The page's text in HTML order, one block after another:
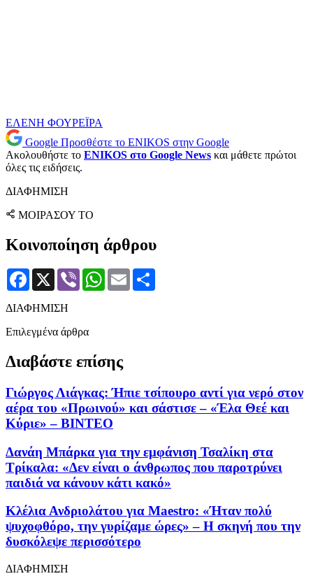
ΕΛΕΝΗ ΦΟΥΡΕΪΡΑ
Google Προσθέστε το ENIKOS στην Google
Ακολουθήστε το ENIKOS στο Google News και μάθετε πρώτοι
όλες τις ειδήσεις.
ΔΙΑΦΗΜΙΣΗ
ΜΟΙΡΑΣΟΥ ΤΟ
Κοινοποίηση άρθρου
Facebook
X Viber WhatsApp
Email
ΔΙΑΦΗΜΙΣΗ
Επιλεγμένα άρθρα
Διαβάστε επίσης
Γιώργος Λιάγκας: Ήπιε τσίπουρο αντί για νερό στον
αέρα του «Πρωινού» και σάστισε – «Έλα Θεέ και
Κύριε» – ΒΙΝΤΕΟ
Δανάη Μπάρκα για την εμφάνιση Τσαλίκη στα
Τρίκαλα: «Δεν είναι ο άνθρωπος που παροτρύνει
παιδιά να κάνουν κάτι κακό»
Κλέλια Ανδριολάτου για Maestro: «Ήταν πολύ
ψυχοφθόρο, την γυρίζαμε ώρες» – Η σκηνή που την
δυσκόλεψε περισσότερο
ΔΙΑΦΗΜΙΣΗ